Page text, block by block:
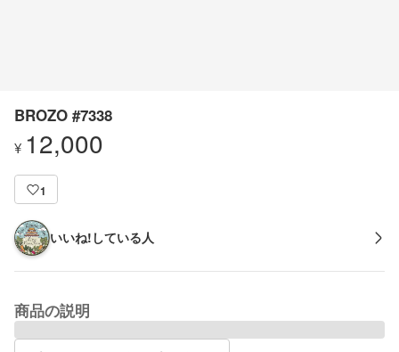
BROZO #7338
¥ 12,000
1
いいね!している人
商品の説明